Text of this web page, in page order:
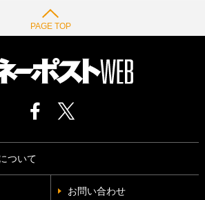
PAGE TOP
ついて
お問い合わせ